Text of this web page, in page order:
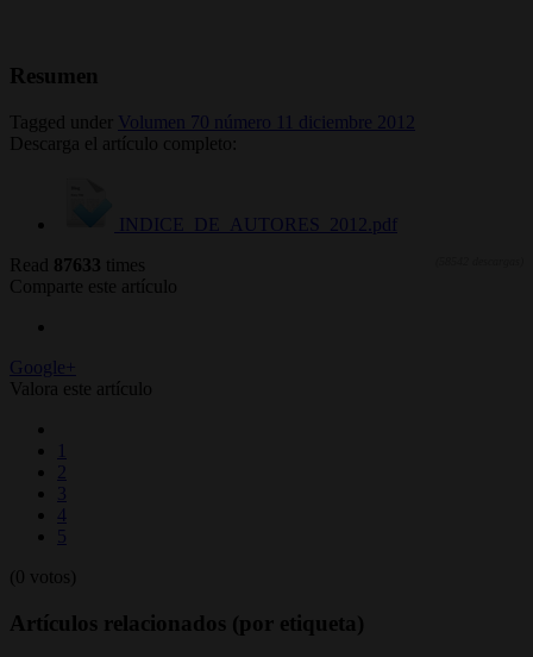
Resumen
Tagged under
Volumen 70 número 11 diciembre 2012
Descarga el artículo completo:
INDICE_DE_AUTORES_2012.pdf
Read 87633 times
Comparte este artículo
Google+
Valora este artículo
1
2
3
4
5
(0 votos)
Artículos relacionados (por etiqueta)